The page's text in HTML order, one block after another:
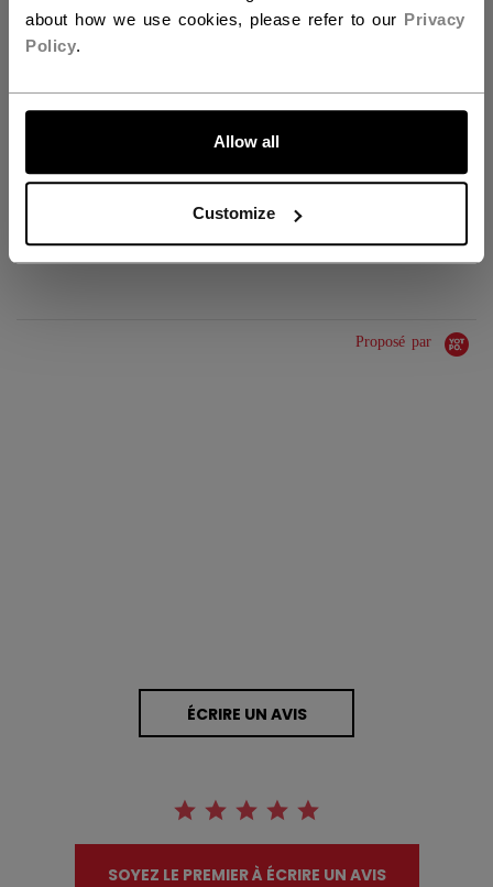
about how we use cookies, please refer to our Privacy
Policy.
Allow all
Customize
ALLONS-Y !
IDENTIFICATION
HPM6TA-AD
GROUPE D'ÂGE
Adult
Team
ÉVALUATIONS
Proposé par
ÉCRIRE UN AVIS
SOYEZ LE PREMIER À ÉCRIRE UN AVIS